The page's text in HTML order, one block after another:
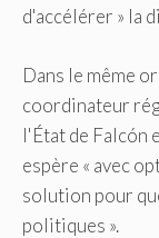
d'accélérer » la
Dans le même
coordinateur
l'État de Falcón
espère « avec
solution pour
politiques ».